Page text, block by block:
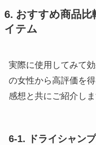
6. おすすめ商品比
イテム
実際に使用してみて
の女性から高評価を
感想と共にご紹介しま
6-1. ドライシャン